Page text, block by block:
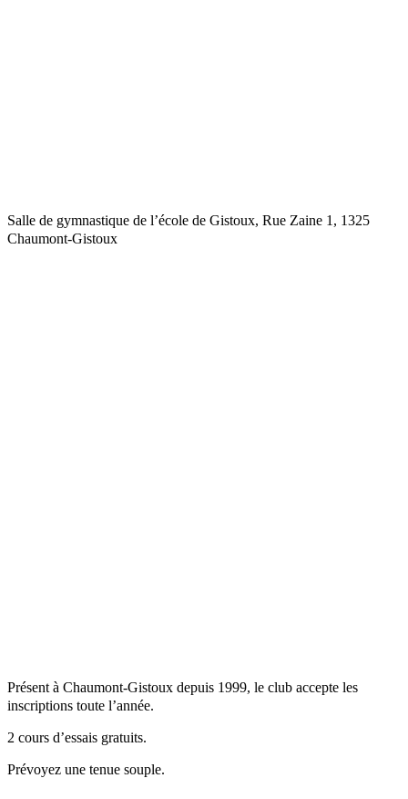
Salle de gymnastique de l’école de Gistoux, Rue Zaine 1, 1325
Chaumont-Gistoux
Présent à Chaumont-Gistoux depuis 1999, le club accepte les
inscriptions toute l’année.
2 cours d’essais gratuits.
Prévoyez une tenue souple.